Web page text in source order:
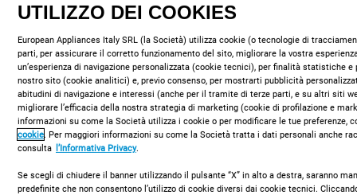
Tecnologia avanzata
UTILIZZO DEI COOKIES
European Appliances Italy SRL (la Società) utilizza cookie (o tecnologie di
parti, per assicurare il corretto funzionamento del sito, migliorare la vostra
un’esperienza di navigazione personalizzata (cookie tecnici), per finalità statistiche e
nostro sito (cookie analitici) e, previo consenso, per mostrarti pubblicità
abitudini di navigazione e interessi (anche per il tramite di terze parti, e su altri siti
migliorare l’efficacia della nostra strategia di marketing (cookie di profilazione e
informazioni su come la Società utilizza i cookie o per modificare le tue preferenze,
cookie. Per maggiori informazioni su come la Società tratta i dati personali anche
consulta l’Informativa Privacy.
Se scegli di chiudere il banner utilizzando il pulsante “X” in alto a destra, saranno
predefinite che non consentono l’utilizzo di cookie diversi dai cookie tecnici.